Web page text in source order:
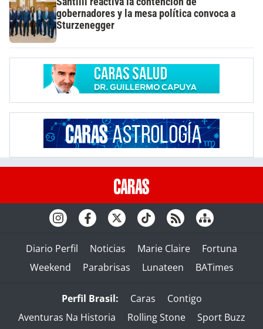
gobernadores y la mesa política convoca a
Sturzenegger
Diario Perfil Noticias Marie Claire
Fortuna
Weekend
Parabrisas Lunateen BATimes
Perfil Brasil: Caras
Contigo
Aventuras Na Historia
Rolling Stone Sport Buzz